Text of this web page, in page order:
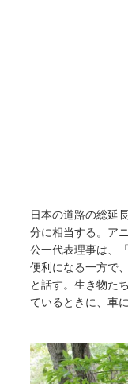
日本の道路の総延
分に相当する。ア
公一代表理事は、
便利になる一方で
と話す。生き物た
ているときに、車